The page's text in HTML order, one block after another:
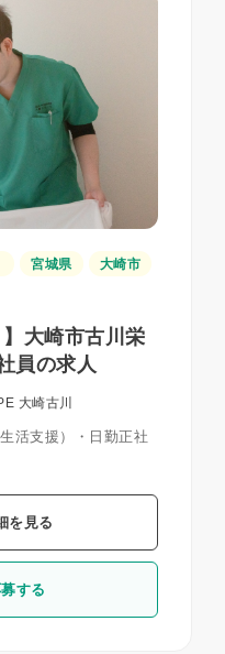
宮城県
大崎市
】大崎市古川栄
員の求人
大崎古川
活支援）・日勤正社
を見る
する